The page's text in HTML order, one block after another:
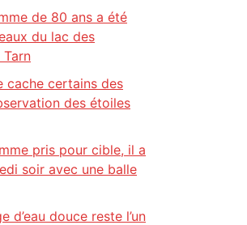
de 80 ans a été
du lac des
Tarn
cache certains des
des étoiles
pris pour cible, il a
soir avec une balle
d’eau douce reste l’un